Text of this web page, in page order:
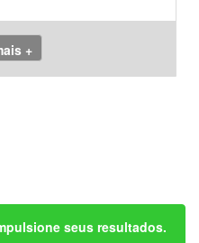
+
seus resultados.